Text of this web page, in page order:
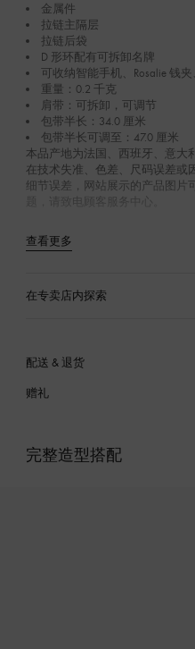
金属件
拉链主隔层
拉链后袋
D 形环配有可拆卸名牌
可收纳智能手机、Rosalie 钱
重量：0.2 千克
肩带：可拆卸，可调节
包带半长：34.0 厘米
包带半长可调至：47.0 厘米
本品产地为法国、西班牙、意大
在技术失准、色差、尺码误差或
细节误差，网站展示的产品图片
题，请致电顾客服务中心。
查看更多
在专卖店内探索
配送 & 退货
赠礼
完整造型搭配